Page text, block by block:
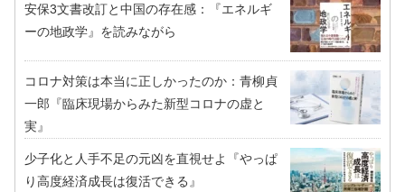
安保3文書改訂と中国の存在感：『エネルギ
ーの地政学』を読みながら
コロナ対策は本当に正しかったのか：青柳貞
一郎『臨床現場からみた新型コロナの虚と
実』
少子化と人手不足の元凶を直視せよ『やっぱ
り高度経済成長は復活できる』